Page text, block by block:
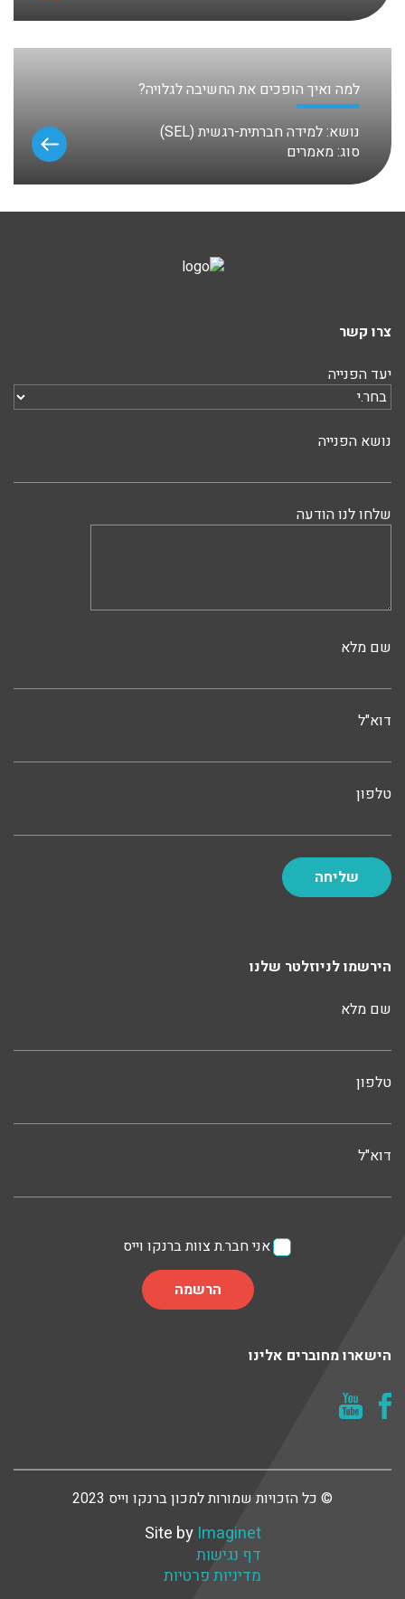
למה ואיך הופכים את החשיבה לגלויה?
נושא:למידה חברתית-רגשית (SEL)
סוג:מאמרים
צרו קשר
יעד הפנייה
נושא הפנייה
שלחו לנו הודעה
שם מלא
דוא"ל
טלפון
הירשמו לניוזלטר שלנו
שם מלא
טלפון
דוא"ל
אני חבר.ת צוות ברנקו וייס
הישארו מחוברים אלינו
© כל הזכויות שמורות למכון ברנקו וייס 2023
Site by Imaginet
דף נגישות
מדיניות פרטיות